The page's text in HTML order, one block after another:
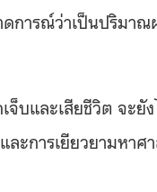
การณ์ว่าเป็นปริมา
บและเสียชีวิต จะยั
ะการเยียวยามหา